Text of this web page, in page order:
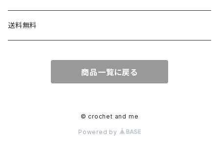
チャーム
送料無料
商品一覧に戻る
© crochet and me
Powered by